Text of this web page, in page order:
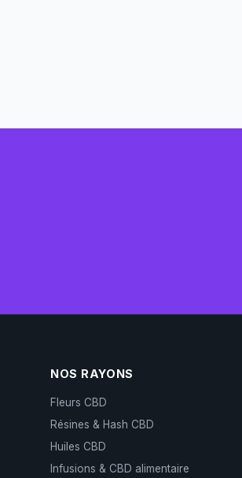
NOS RAYONS
Fleurs CBD
Résines & Hash CBD
Huiles CBD
Infusions & CBD alimentaire